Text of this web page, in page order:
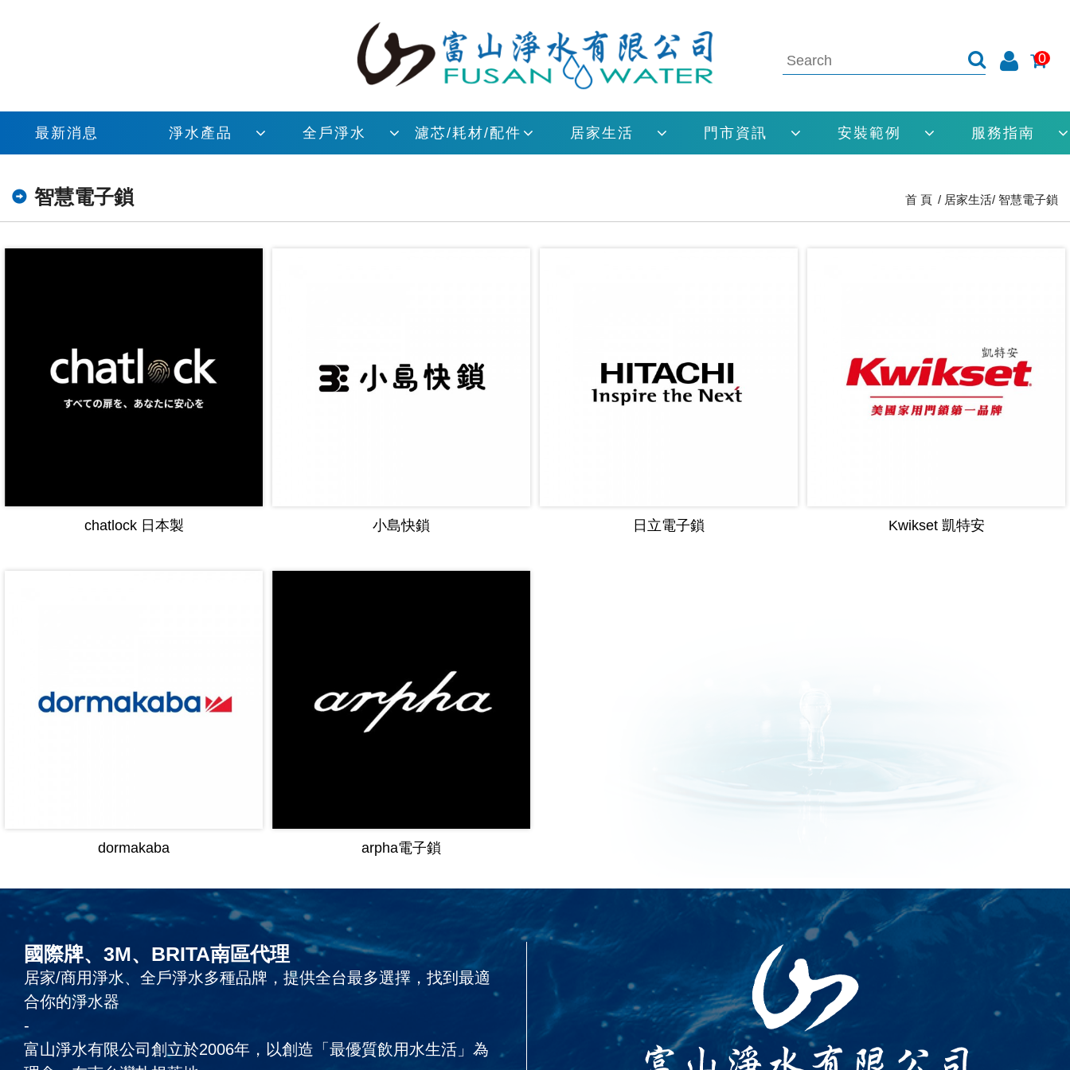
0
最新消息 淨水產品 全戶淨水 濾芯/耗材/配件 居家生活 門市資訊 安裝範例 服務指南
智慧電子鎖 首 頁 居家生活 智慧電子鎖
chatlock 日本製 小島快鎖 日立電子鎖 Kwikset 凱特安
dormakaba arpha電子鎖
國際牌、3M、BRITA南區代理
居家/商用淨水、全戶淨水多種品牌，提供全台最多選擇，找到最適
合你的淨水器
-
富山淨水有限公司創立於2006年，以創造「最優質飲用水生活」為